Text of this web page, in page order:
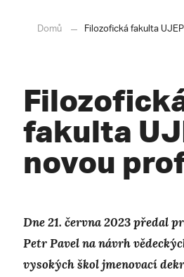
Domů Filozofická fakulta
fakulta
novou
Dne 21. června 2023 předal
Petr Pavel na návrh
vysokých škol jmenovací